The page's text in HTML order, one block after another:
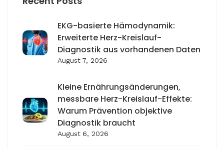
EKG-basierte Hämodynamik:
Erweiterte Herz-Kreislauf-
Diagnostik aus vorhandenen Daten
August 7, 2026
Kleine Ernährungsänderungen,
messbare Herz-Kreislauf-Effekte:
Warum Prävention objektive
Diagnostik braucht
August 6, 2026